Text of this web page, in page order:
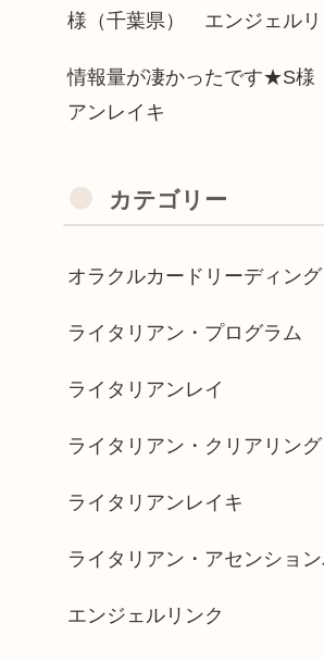
様（千葉県） エンジェルリ
情報量が凄かったです★S
アンレイキ
カテゴリー
オラクルカードリーディング
ライタリアン・プログラム
ライタリアンレイ
ライタリアン・クリアリング
ライタリアンレイキ
ライタリアン・アセンショ
エンジェルリンク